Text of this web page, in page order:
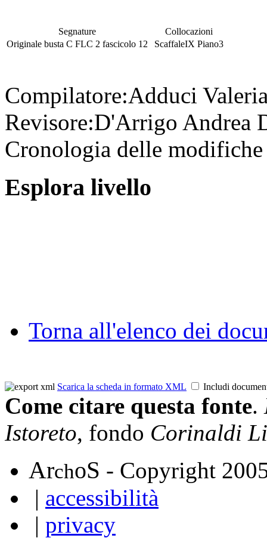
Segnature
Originale busta C FLC 2 fascicolo 12
Collocazioni
ScaffaleIX Piano3
Compilatore:Adduci
Revisore:D'Arrigo Andrea
Cronologia delle
Esplora livello
Torna all'elenco dei
Scarica la scheda in formato XML Includi
Come citare questa fonte.
Istoreto, fondo Corinaldi
ArchoS - Copyright
| accessibilità
| privacy